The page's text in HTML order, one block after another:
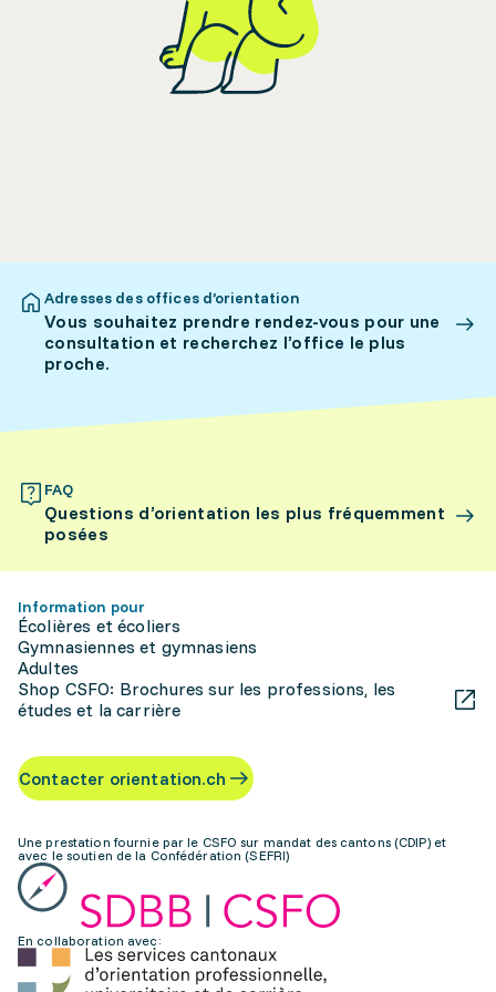
Adresses des offices d’orientation
Vous souhaitez prendre rendez-vous pour une
consultation et recherchez l’office le plus
proche.
FAQ
Questions d’orientation les plus fréquemment
posées
Information pour
Écolières et écoliers
Gymnasiennes et gymnasiens
Adultes
Shop CSFO: Brochures sur les professions, les
études et la carrière
Contacter orientation.ch
Une prestation fournie par le CSFO sur mandat des cantons (CDIP) et
avec le soutien de la Confédération (SEFRI)
En collaboration avec: